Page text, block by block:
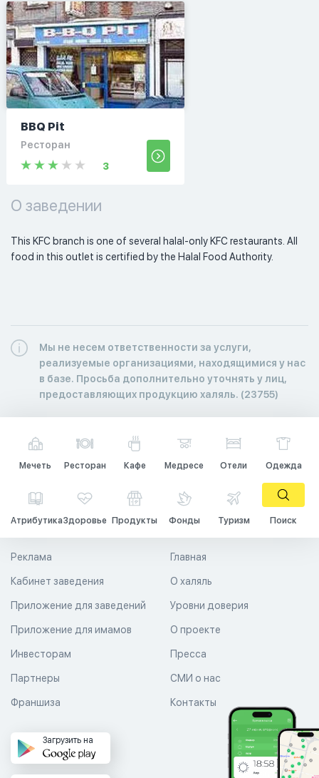
BBQ Pit
Ресторан
3
О заведении
This KFC branch is one of several halal-only KFC restaurants. All
food in this outlet is certified by the Halal Food Authority.
Мы не несем ответственности за услуги,
реализуемые организациями, находящимися у нас
в базе. Просьба дополнительно уточнять у лиц,
предоставляющих продукцию халяль. (23755)
Мечеть Ресторан Кафе Медресе Отели Одежда
АтрибутикаЗдоровье Продукты Фонды Туризм Поиск
Главная
О халяль
Уровни доверия
Реклама
Кабинет заведения
Приложение для заведений
Приложение для имамов О проекте
Пресса
СМИ о нас
Контакты
Инвесторам
Партнеры
Франшиза
Загрузить на